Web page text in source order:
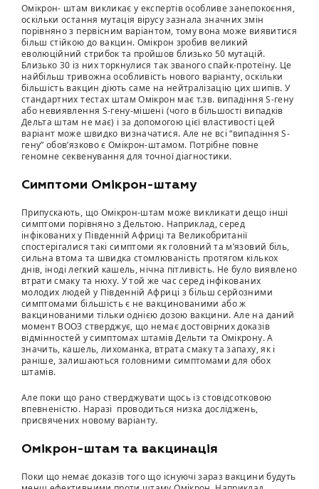
Омікрон- штам викликає у експертів особливе занепокоєння,
оскільки остання мутація вірусу зазнала значних змін
порівняно з первісним варіантом, тому вона може виявитися
більш стійкою до вакцин. Омікрон зробив великий
еволюційний стрибок та пройшов близько 50 мутацій.
Близько 30 із них торкнулися так званого спайк-протеїну. Це
найбільш тривожна особливість нового варіанту, оскільки
більшість вакцин діють саме на нейтралізацію цих шипів. У
стандартних тестах штам Омікрон має т.зв. випадіння S-гену
або невиявлення S-гену-мішені (чого в більшості випадків
Дельта штам не має) і за допомогою цієї властивості цей
варіант може швидко визначатися. Але не всі “випадіння S-
гену” обов’язково є Омікрон-штамом. Потрібне повне
геномне секвенування для точної діагностики.
Симптоми Омікрон-штаму
Припускають, що Омікрон-штам може викликати дещо інші
симптоми порівняно з Дельтою. Наприклад, серед
інфікованих у Південній Африці та Великобританії
спостерігалися такі симптоми як головний та м’язовий біль,
сильна втома та швидка стомлюваність протягом кількох
днів, іноді легкий кашель, нічна пітливість. Не було виявлено
втрати смаку та нюху. У той же час серед інфікованих
молодих людей у ​​Південній Африці з більш серйозними
симптомами більшість є не вакцинованими або ж
вакцинованими тільки однією дозою вакцини. Але на даний
момент ВООЗ стверджує, що немає достовірних доказів
відмінностей у симптомах штамів Дельти та Омікрону. А
значить, кашель, лихоманка, втрата смаку та запаху, як і
раніше, залишаються головними симптомами для обох
штамів.
Але поки що рано стверджувати щось із стовідсотковою
впевненістю. Наразі проводиться низка досліджень,
присвячених новому варіанту.
Омікрон-штам та вакцинація
Поки що немає доказів того що існуючі зараз вакцини будуть